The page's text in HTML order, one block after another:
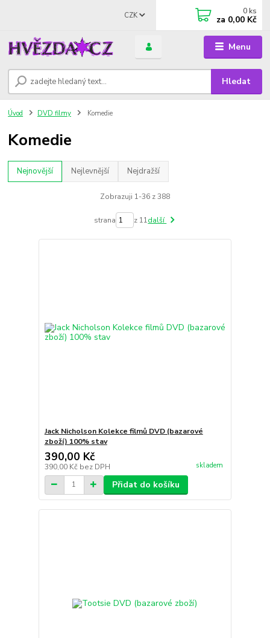
Menu
CZK
Hledat
0 ks
za 0,00 Kč
Úvod DVD filmy Komedie
Komedie
Nejnovější Nejlevnější Nejdražší
Zobrazuji 1-36 z 388
strana z 11další
Jack Nicholson Kolekce filmů DVD (bazarové
zboží) 100% stav
390,00 Kč
390,00 Kč bez DPH skladem
Přidat do košíku